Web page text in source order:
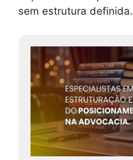
sem estrutura definida.